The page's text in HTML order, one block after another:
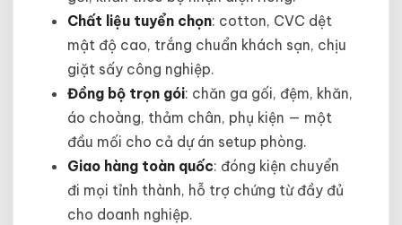
Chất liệu tuyển chọn: cotton, CVC dệt
mật độ cao, trắng chuẩn khách sạn, chịu
giặt sấy công nghiệp.
Đồng bộ trọn gói: chăn ga gối, đệm, khăn,
áo choàng, thảm chân, phụ kiện — một
đầu mối cho cả dự án setup phòng.
Giao hàng toàn quốc: đóng kiện chuyển
đi mọi tỉnh thành, hỗ trợ chứng từ đầy đủ
cho doanh nghiệp.